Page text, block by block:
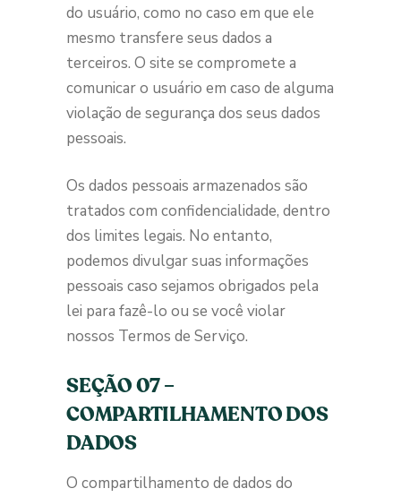
do usuário, como no caso em que ele
mesmo transfere seus dados a
terceiros. O site se compromete a
comunicar o usuário em caso de alguma
violação de segurança dos seus dados
pessoais.
Os dados pessoais armazenados são
tratados com confidencialidade, dentro
dos limites legais. No entanto,
podemos divulgar suas informações
pessoais caso sejamos obrigados pela
lei para fazê-lo ou se você violar
nossos Termos de Serviço.
SEÇÃO 07 –
COMPARTILHAMENTO DOS
DADOS
O compartilhamento de dados do